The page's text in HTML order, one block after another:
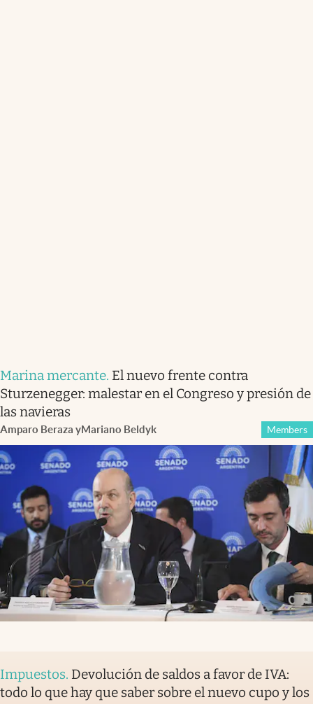
Marina mercante. El nuevo frente contra
Sturzenegger: malestar en el Congreso y presión de
las navieras
Amparo Beraza yMariano Beldyk Members
Impuestos. Devolución de saldos a favor de IVA:
todo lo que hay que saber sobre el nuevo cupo y los